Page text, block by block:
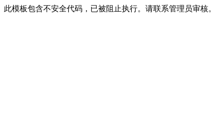
此模板包含不安全代码，已被阻止执行。请联系管理员审核。